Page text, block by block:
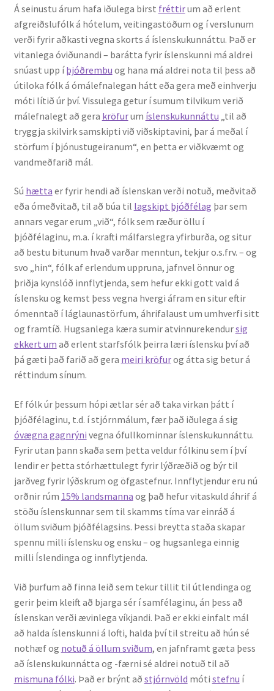
Á seinustu árum hafa iðulega birst fréttirum að erlent
afgreiðslufólk á hótelum, veitingastöðum og í verslunum
verði fyrir aðkasti vegna skorts á íslenskukunnáttu. Það er
vitanlega óviðunandi – barátta fyrir íslenskunni má aldrei
snúast upp íþjóðrembu og hana má aldrei nota til þess að
útiloka fólk á ómálefnalegan hátt eða gera með einhverju
móti lítið úr því. Vissulega getur í sumum tilvikum verið
málefnalegt að gera kröfurum íslenskukunnáttu „til að
tryggja skilvirk samskipti við viðskiptavini, þar á meðal í
störfum í þjónustugeiranum“, en þetta er viðkvæmt og
vandmeðfarið mál.
Sú hætta er fyrir hendi að íslenskan verði notuð, meðvitað
eða ómeðvitað, til að búa til lagskipt þjóðfélag þar sem
annars vegar erum „við“, fólk sem ræður öllu í
þjóðfélaginu, m.a. í krafti málfarslegra yfirburða, og situr
að bestu bitunum hvað varðar menntun, tekjur o.s.frv. – og
svo „hin“, fólk af erlendum uppruna, jafnvel önnur og
þriðja kynslóð innflytjenda, sem hefur ekki gott vald á
íslensku og kemst þess vegna hvergi áfram en situr eftir
ómenntað í láglaunastörfum, áhrifalaust um umhverfi sitt
og framtíð. Hugsanlega kæra sumir atvinnurekendursig
ekkert um að erlent starfsfólk þeirra læri íslensku því að
þá gæti það farið að gera meiri kröfurog átta sig betur á
réttindum sínum.
Ef fólk úr þessum hópi ætlar sér að taka virkan þátt í
þjóðfélaginu, t.d. í stjórnmálum, fær það iðulega á sig
óvægna gagnrýni vegna ófullkominnar íslenskukunnáttu.
Fyrir utan þann skaða sem þetta veldur fólkinu sem í því
lendir er þetta stórhættulegt fyrir lýðræðið og býr til
jarðveg fyrir lýðskrum og öfgastefnur. Innflytjendur eru nú
orðnir rúm 15% landsmanna og það hefur vitaskuld áhrif á
stöðu íslenskunnar sem til skamms tíma var einráð á
öllum sviðum þjóðfélagsins. Þessi breytta staða skapar
spennu milli íslensku og ensku – og hugsanlega einnig
milli Íslendinga og innflytjenda.
Við þurfum að finna leið sem tekur tillit til útlendinga og
gerir þeim kleift að bjarga sér í samfélaginu, án þess að
íslenskan verði ævinlega víkjandi. Það er ekki einfalt mál
að halda íslenskunni á lofti, halda því til streitu að hún sé
nothæf og notuð á öllum sviðum, en jafnframt gæta þess
að íslenskukunnátta og -færni sé aldrei notuð til að
mismuna fólki. Það er brýnt að stjórnvöld móti stefnu í